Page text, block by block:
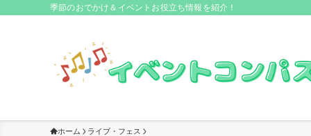
季節のおでかけ＆イベントお役立ち情報を紹介！
ホーム ライブ・フェス